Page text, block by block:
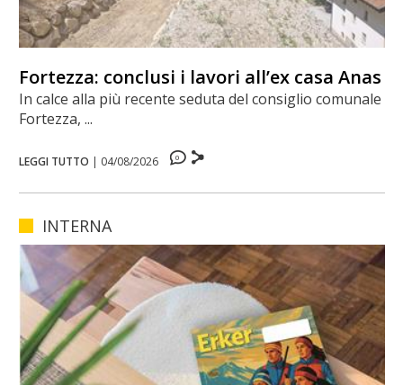
Fortezza: conclusi i lavori all’ex casa Anas
In calce alla più recente seduta del consiglio comunale di
Fortezza, ...
LEGGI TUTTO | 04/08/2026 0
INTERNA